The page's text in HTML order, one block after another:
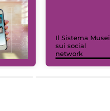
Il Sistema Musei
sui social
network